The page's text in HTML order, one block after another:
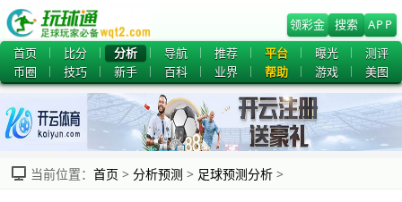
领彩金 搜索
APP
首页
比分 分析 导航 推荐 平台 曝光
测评
币圈
技巧 新手 百科 业界 帮助 游戏 美图
当前位置： 首页 > 分析预测 > 足球预测分析 >